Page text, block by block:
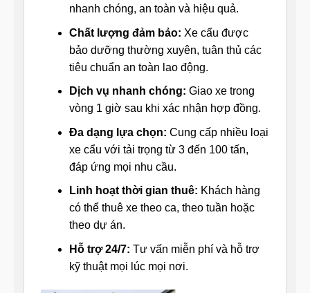
nhanh chóng, an toàn và hiệu quả.
Chất lượng đảm bảo: Xe cẩu được
bảo dưỡng thường xuyên, tuân thủ các
tiêu chuẩn an toàn lao động.
Dịch vụ nhanh chóng: Giao xe trong
vòng 1 giờ sau khi xác nhận hợp đồng.
Đa dạng lựa chọn: Cung cấp nhiều loại
xe cẩu với tải trọng từ 3 đến 100 tấn,
đáp ứng mọi nhu cầu.
Linh hoạt thời gian thuê: Khách hàng
có thể thuê xe theo ca, theo tuần hoặc
theo dự án.
Hỗ trợ 24/7: Tư vấn miễn phí và hỗ trợ
kỹ thuật mọi lúc mọi nơi.